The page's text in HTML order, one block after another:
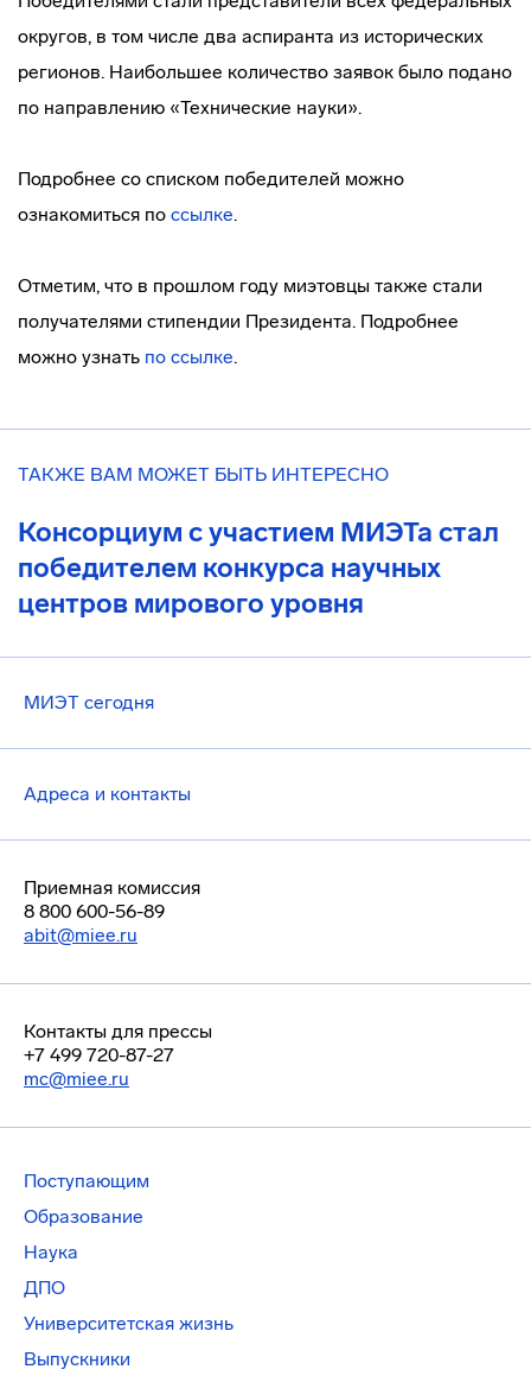
округов, в том числе два аспиранта из исторических
регионов. Наибольшее количество заявок было подано
по направлению «Технические науки».
Подробнее со списком победителей можно
ознакомиться по ссылке.
Отметим, что в прошлом году миэтовцы также стали
получателями стипендии Президента. Подробнее
можно узнать по ссылке.
ТАКЖЕ ВАМ МОЖЕТ БЫТЬ ИНТЕРЕСНО
Консорциум с участием МИЭТа стал
победителем конкурса научных
центров мирового уровня
МИЭТ сегодня
Адреса и контакты
Приемная комиссия
8 800 600-56-89
abit@miee.ru
Контакты для прессы
+7 499 720-87-27
mc@miee.ru
Поступающим
Образование
Наука
ДПО
Университетская жизнь
Выпускники